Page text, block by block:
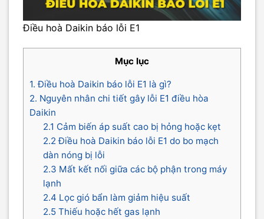
Điều hoà Daikin báo lỗi E1
Mục lục
1. Điều hoà Daikin báo lỗi E1 là gì?
2. Nguyên nhân chi tiết gây lỗi E1 điều hòa
Daikin
2.1 Cảm biến áp suất cao bị hỏng hoặc kẹt
2.2 Điều hoà Daikin báo lỗi E1 do bo mạch
dàn nóng bị lỗi
2.3 Mất kết nối giữa các bộ phận trong máy
lạnh
2.4 Lọc gió bẩn làm giảm hiệu suất
2.5 Thiếu hoặc hết gas lạnh